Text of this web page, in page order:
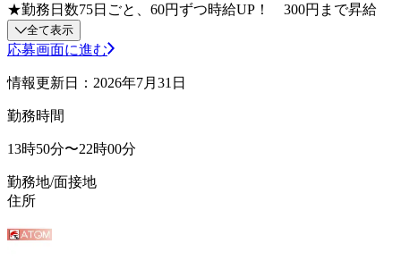
★勤務日数75日ごと、60円ずつ時給UP！ 300円まで昇給
全て表示
応募画面に進む
情報更新日：2026年7月31日
勤務時間
13時50分〜22時00分
勤務地/面接地
住所